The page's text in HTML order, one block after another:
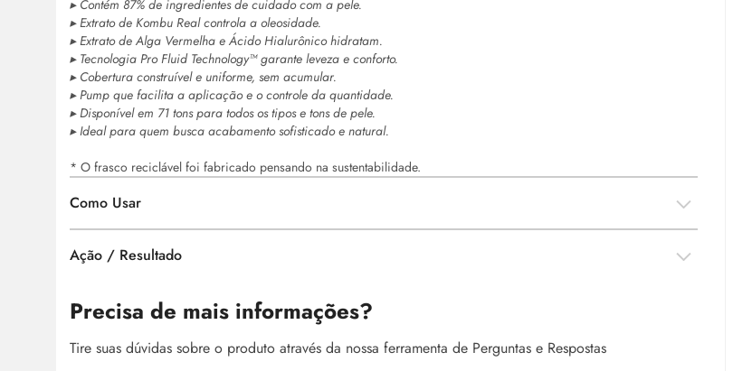
▸ Contém 87% de ingredientes de cuidado com a pele.
▸ Extrato de Kombu Real controla a oleosidade.
▸ Extrato de Alga Vermelha e Ácido Hialurônico hidratam.
▸ Tecnologia Pro Fluid Technology™ garante leveza e conforto.
▸ Cobertura construível e uniforme, sem acumular.
▸ Pump que facilita a aplicação e o controle da quantidade.
▸ Disponível em 71 tons para todos os tipos e tons de pele.
▸ Ideal para quem busca acabamento sofisticado e natural.
* O frasco reciclável foi fabricado pensando na sustentabilidade.
Como Usar
Ação / Resultado
Precisa de mais informações?
Tire suas dúvidas sobre o produto através da nossa ferramenta de Perguntas e Respostas